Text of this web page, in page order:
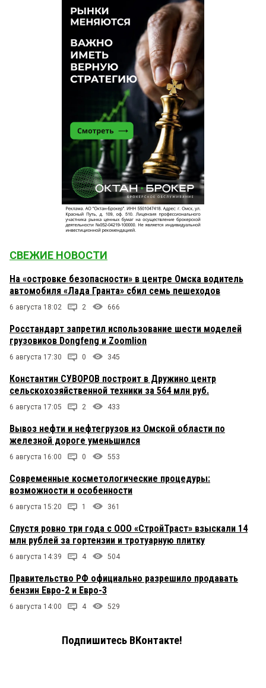
СВЕЖИЕ НОВОСТИ
На «островке безопасности» в центре Омска водитель
автомобиля «Лада Гранта» сбил семь пешеходов
6 августа 18:02 2 666
Росстандарт запретил использование шести моделей
грузовиков Dongfeng и Zoomlion
6 августа 17:30 0 345
Константин СУВОРОВ построит в Дружино центр
сельскохозяйственной техники за 564 млн руб.
6 августа 17:05 2 433
Вывоз нефти и нефтегрузов из Омской области по
железной дороге уменьшился
6 августа 16:00 0 553
Современные косметологические процедуры:
возможности и особенности
6 августа 15:20 1 361
Спустя ровно три года с ООО «СтройТраст» взыскали 14
млн рублей за гортензии и тротуарную плитку
6 августа 14:39 4 504
Правительство РФ официально разрешило продавать
бензин Евро-2 и Евро-3
6 августа 14:00 4 529
Подпишитесь ВКонтакте!